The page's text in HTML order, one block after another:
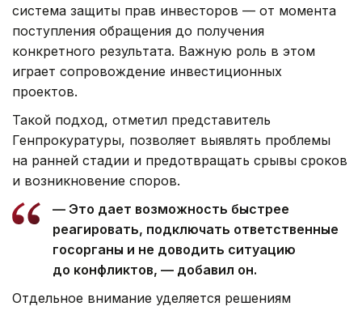
система защиты прав инвесторов — от момента
поступления обращения до получения
конкретного результата. Важную роль в этом
играет сопровождение инвестиционных
проектов.
Такой подход, отметил представитель
Генпрокуратуры, позволяет выявлять проблемы
на ранней стадии и предотвращать срывы сроков
и возникновение споров.
— Это дает возможность быстрее
реагировать, подключать ответственные
госорганы и не доводить ситуацию
до конфликтов, — добавил он.
Отдельное внимание уделяется решениям